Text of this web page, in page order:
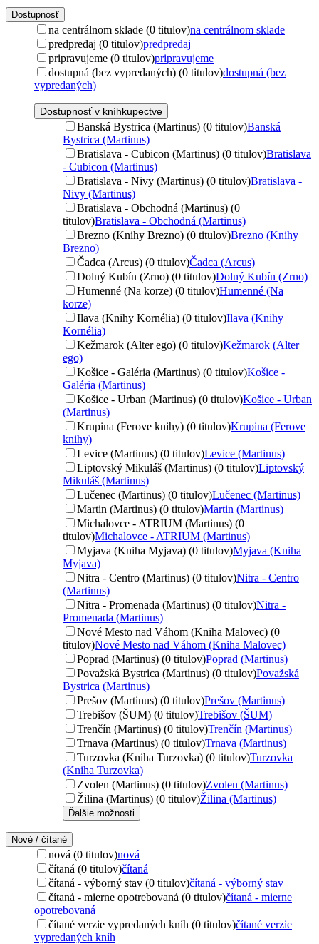
Dostupnosť
na centrálnom sklade (0 titulov)na centrálnom sklade
predpredaj (0 titulov)predpredaj
pripravujeme (0 titulov)pripravujeme
dostupná (bez vypredaných) (0 titulov)dostupná (bez
vypredaných)
Dostupnosť v kníhkupectve
Banská Bystrica (Martinus) (0 titulov)Banská
Bystrica (Martinus)
Bratislava - Cubicon (Martinus) (0 titulov)Bratislava
- Cubicon (Martinus)
Bratislava - Nivy (Martinus) (0 titulov)Bratislava -
Nivy (Martinus)
Bratislava - Obchodná (Martinus) (0
titulov)Bratislava - Obchodná (Martinus)
Brezno (Knihy Brezno) (0 titulov)Brezno (Knihy
Brezno)
Čadca (Arcus) (0 titulov)Čadca (Arcus)
Dolný Kubín (Zrno) (0 titulov)Dolný Kubín (Zrno)
Humenné (Na korze) (0 titulov)Humenné (Na
korze)
Ilava (Knihy Kornélia) (0 titulov)Ilava (Knihy
Kornélia)
Kežmarok (Alter ego) (0 titulov)Kežmarok (Alter
ego)
Košice - Galéria (Martinus) (0 titulov)Košice -
Galéria (Martinus)
Košice - Urban (Martinus) (0 titulov)Košice - Urban
(Martinus)
Krupina (Ferove knihy) (0 titulov)Krupina (Ferove
knihy)
Levice (Martinus) (0 titulov)Levice (Martinus)
Liptovský Mikuláš (Martinus) (0 titulov)Liptovský
Mikuláš (Martinus)
Lučenec (Martinus) (0 titulov)Lučenec (Martinus)
Martin (Martinus) (0 titulov)Martin (Martinus)
Michalovce - ATRIUM (Martinus) (0
titulov)Michalovce - ATRIUM (Martinus)
Myjava (Kniha Myjava) (0 titulov)Myjava (Kniha
Myjava)
Nitra - Centro (Martinus) (0 titulov)Nitra - Centro
(Martinus)
Nitra - Promenada (Martinus) (0 titulov)Nitra -
Promenada (Martinus)
Nové Mesto nad Váhom (Kniha Malovec) (0
titulov)Nové Mesto nad Váhom (Kniha Malovec)
Poprad (Martinus) (0 titulov)Poprad (Martinus)
Považská Bystrica (Martinus) (0 titulov)Považská
Bystrica (Martinus)
Prešov (Martinus) (0 titulov)Prešov (Martinus)
Trebišov (ŠUM) (0 titulov)Trebišov (ŠUM)
Trenčín (Martinus) (0 titulov)Trenčín (Martinus)
Trnava (Martinus) (0 titulov)Trnava (Martinus)
Turzovka (Kniha Turzovka) (0 titulov)Turzovka
(Kniha Turzovka)
Zvolen (Martinus) (0 titulov)Zvolen (Martinus)
Žilina (Martinus) (0 titulov)Žilina (Martinus)
Ďalšie možnosti
Nové / čítané
nová (0 titulov)nová
čítaná (0 titulov)čítaná
čítaná - výborný stav (0 titulov)čítaná - výborný stav
čítaná - mierne opotrebovaná (0 titulov)čítaná - mierne
opotrebovaná
čítané verzie vypredaných kníh (0 titulov)čítané verzie
vypredaných kníh